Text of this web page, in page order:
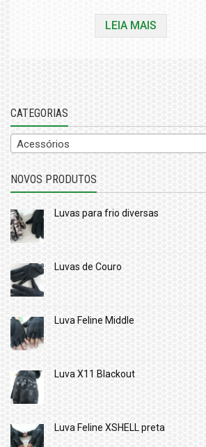
LEIA MAIS
CATEGORIAS
Acessórios
NOVOS PRODUTOS
Luvas para frio diversas
Luvas de Couro
Luva Feline Middle
Luva X11 Blackout
Luva Feline XSHELL preta